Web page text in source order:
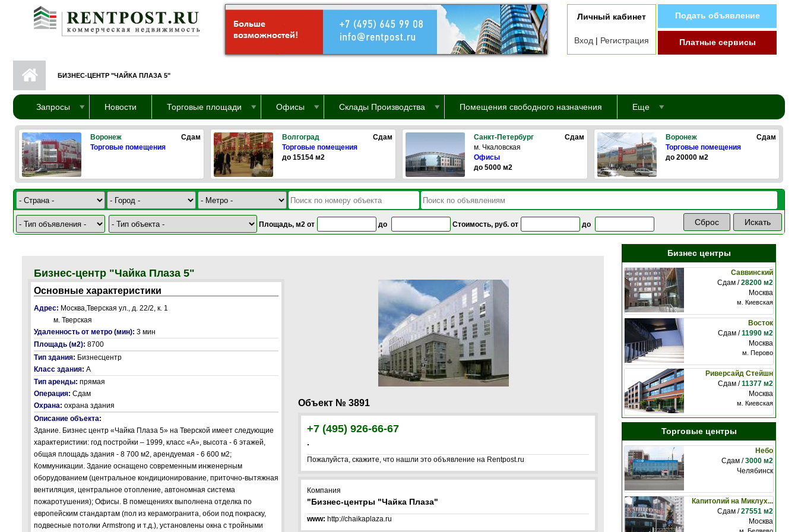
Перейти к основному содержанию
Личный кабинет
Вход | Регистрация
Подать объявление
Платные сервисы
БИЗНЕС-ЦЕНТР "ЧАЙКА ПЛАЗА 5"
Запросы Новости Торговые площади Офисы Склады Производства Помещения свободного назначения Еще
Воронеж
Сдам
Торговые помещения
Волгоград
Сдам
Торговые помещения
до 15154 м2
Санкт-Петербург
Сдам
м. Чкаловская
Офисы
до 5000 м2
Воронеж
Сдам
Торговые помещения
до 20000 м2
Площадь, м2 от до Стоимость, руб. от до
Объект № 3891
+7 (495) 926-66-67
.
Пожалуйста, скажите, что нашли это объявление на Rentpost.ru
Компания
"Бизнес-центры "Чайка Плаза"
www: http://chaikaplaza.ru
Бизнес-центр "Чайка Плаза 5"
Основные характеристики
Адрес: Москва,Тверская ул., д. 22/2, к. 1
м. Тверская
Удаленность от метро (мин): 3 мин
Площадь (м2): 8700
Тип здания: Бизнесцентр
Класс здания: А
Тип аренды: прямая
Операция: Сдам
Охрана: охрана здания
Описание объекта:
Здание. Бизнес центр «Чайка Плаза 5» на Тверской имеет следующие
характеристики: год постройки – 1999, класс «А», высота - 6 этажей,
общая площадь здания - 8 700 м2, арендуемая - 6 600 м2;
Коммуникации. Здание оснащено современным инженерным
оборудованием (центральное кондиционирование, приточно-вытяжная
вентиляция, центральное отопление, автономная система
пожаротушения); Офисы. В помещениях выполнена отделка по
европейским стандартам (пол из керамогранита, обои под покраску,
подвесные потолки Armstrong и т.д.), установлены окна с тройными
Бизнес центры
Саввинский
Сдам /28200 м2
Москва
м. Киевская
Восток
Сдам /11990 м2
Москва
м. Перово
Риверсайд Стейшн
Сдам /11377 м2
Москва
м. Киевская
Торговые центры
Небо
Сдам /3000 м2
Челябинск
Капитолий на Миклух...
Сдам /27551 м2
Москва